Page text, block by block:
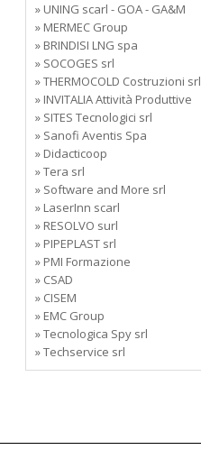
» UNING scarl - GOA - GA&M
» MERMEC Group
» BRINDISI LNG spa
» SOCOGES srl
» THERMOCOLD Costruzioni srl
» INVITALIA Attività Produttive
» SITES Tecnologici srl
» Sanofi Aventis Spa
» Didacticoop
» Tera srl
» Software and More srl
» LaserInn scarl
» RESOLVO surl
» PIPEPLAST srl
» PMI Formazione
» CSAD
» CISEM
» EMC Group
» Tecnologica Spy srl
» Techservice srl